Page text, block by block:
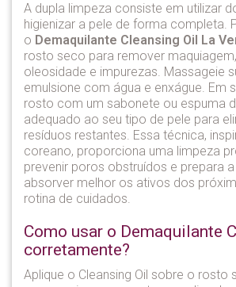
A dupla limpeza consiste em utilizar
higienizar a pele de forma completa.
o Demaquilante Cleansing Oil La
rosto seco para remover
oleosidade e impurezas. Massageie
emulsione com água e enxágue. Em
rosto com um sabonete ou espuma
adequado ao seu tipo de pele para
resíduos restantes. Essa técnica,
coreano, proporciona uma limpeza
prevenir poros obstruídos e prepara
absorver melhor os ativos dos
rotina de cuidados.
Como usar o Demaquilante
corretamente?
Aplique o Cleansing Oil sobre o rosto